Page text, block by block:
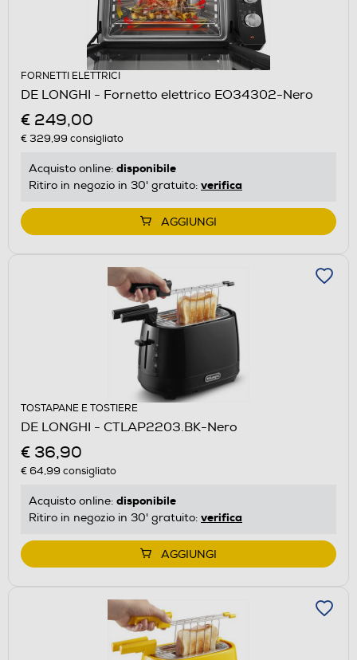
FORNETTI ELETTRICI
DE LONGHI - Fornetto elettrico EO34302-Nero
€ 249,00
€ 329,99 consigliato
Acquisto online: disponibile
Ritiro in negozio in 30' gratuito: verifica
AGGIUNGI
TOSTAPANE E TOSTIERE
DE LONGHI - CTLAP2203.BK-Nero
€ 36,90
€ 64,99 consigliato
Acquisto online: disponibile
Ritiro in negozio in 30' gratuito: verifica
AGGIUNGI